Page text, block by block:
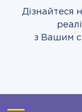
Дізнайтеся
з Вашим